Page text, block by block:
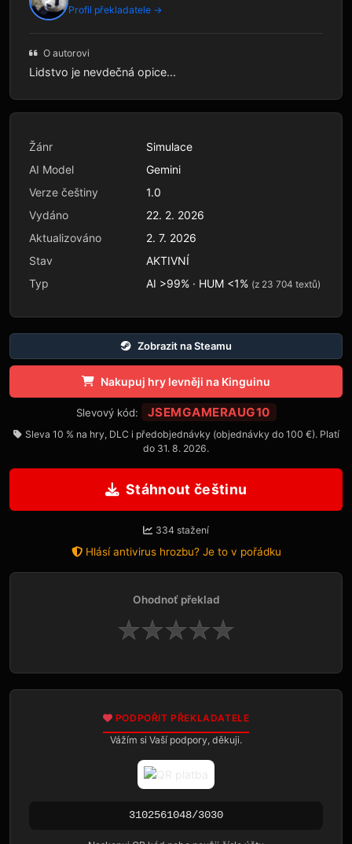
Profil překladatele →
O autorovi
Lidstvo je nevdečná opice...
Žánr
Simulace
AI Model
Gemini
Verze češtiny
1.0
Vydáno
22. 2. 2026
Aktualizováno
2. 7. 2026
Stav
AKTIVNÍ
Typ
AI >99% · HUM <1% (z 23 704 textů)
Zobrazit na Steamu
Nakupuj hry levněji na Kinguinu
Slevový kód: JSEMGAMERAUG10
Sleva 10 % na hry, DLC i předobjednávky (objednávky do 100 €). Platí
do 31. 8. 2026.
Stáhnout češtinu
334 stažení
Hlásí antivirus hrozbu? Je to v pořádku
Ohodnoť překlad
★★★★★
PODPOŘIT PŘEKLADATELE
Vážím si Vaší podpory, děkuji.
3102561048/3030